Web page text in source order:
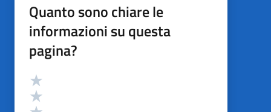
Quanto sono chiare le
informazioni su questa
pagina?
Valutazione